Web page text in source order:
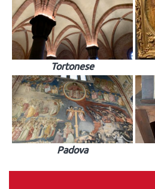
Tortonese
Padova